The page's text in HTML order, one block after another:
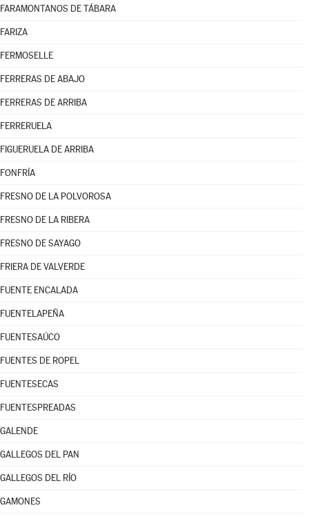
FARAMONTANOS DE TÁBARA
FARIZA
FERMOSELLE
FERRERAS DE ABAJO
FERRERAS DE ARRIBA
FERRERUELA
FIGUERUELA DE ARRIBA
FONFRÍA
FRESNO DE LA POLVOROSA
FRESNO DE LA RIBERA
FRESNO DE SAYAGO
FRIERA DE VALVERDE
FUENTE ENCALADA
FUENTELAPEÑA
FUENTESAÚCO
FUENTES DE ROPEL
FUENTESECAS
FUENTESPREADAS
GALENDE
GALLEGOS DEL PAN
GALLEGOS DEL RÍO
GAMONES